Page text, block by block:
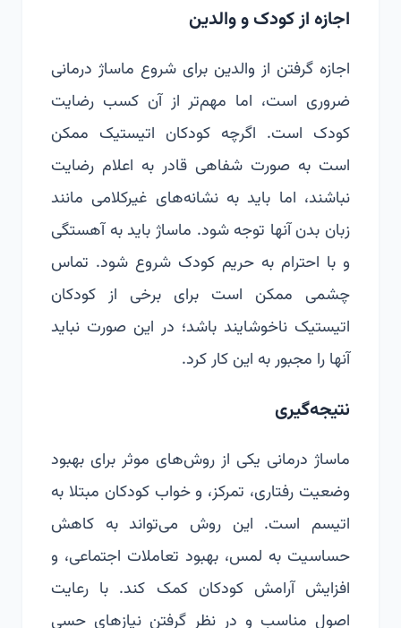
اجازه از کودک و والدین
اجازه گرفتن از والدین برای شروع ماساژ درمانی
ضروری است، اما مهم‌تر از آن کسب رضایت
کودک است. اگرچه کودکان اتیستیک ممکن
است به صورت شفاهی قادر به اعلام رضایت
نباشند، اما باید به نشانه‌های غیرکلامی مانند
زبان بدن آنها توجه شود. ماساژ باید به آهستگی
و با احترام به حریم کودک شروع شود. تماس
چشمی ممکن است برای برخی از کودکان
اتیستیک ناخوشایند باشد؛ در این صورت نباید
آنها را مجبور به این کار کرد.
نتیجه‌گیری
ماساژ درمانی یکی از روش‌های موثر برای بهبود
وضعیت رفتاری، تمرکز، و خواب کودکان مبتلا به
اتیسم است. این روش می‌تواند به کاهش
حساسیت به لمس، بهبود تعاملات اجتماعی، و
افزایش آرامش کودکان کمک کند. با رعایت
اصول مناسب و در نظر گرفتن نیازهای حسی